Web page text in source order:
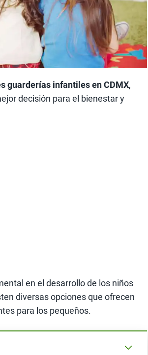
guarderías infantiles en CDMX,
decisión para el bienestar y
en el desarrollo de los niños
diversas opciones que ofrecen
para los pequeños.